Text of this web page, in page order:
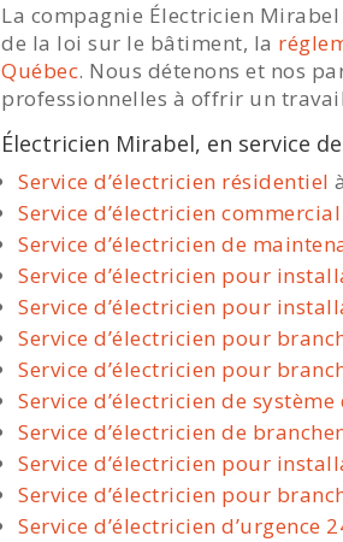
La compagnie Électricien
de la loi sur le bâtiment, la
Québec. Nous détenons et nos
professionnelles à offrir un
Électricien Mirabel, en service
Service d’électricien résidentiel
Service d’électricien
Service d’électricien de
Service d’électricien pour
Service d’électricien pour
Service d’électricien pour
Service d’électricien pour
Service d’électricien de
Service d’électricien de
Service d’électricien pour
Service d’électricien pour
Service d’électricien